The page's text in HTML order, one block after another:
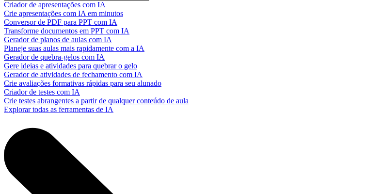
Criador de apresentações com IA
Crie apresentações com IA em minutos
Conversor de PDF para PPT com IA
Transforme documentos em PPT com IA
Gerador de planos de aulas com IA
Planeje suas aulas mais rapidamente com a IA
Gerador de quebra-gelos com IA
Gere ideias e atividades para quebrar o gelo
Gerador de atividades de fechamento com IA
Crie avaliações formativas rápidas para seu alunado
Criador de testes com IA
Crie testes abrangentes a partir de qualquer conteúdo de aula
Explorar todas as ferramentas de IA